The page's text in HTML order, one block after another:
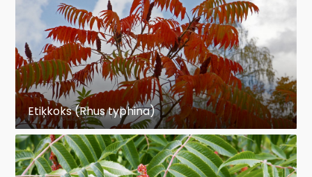
Etiķkoks (Rhus typhina)